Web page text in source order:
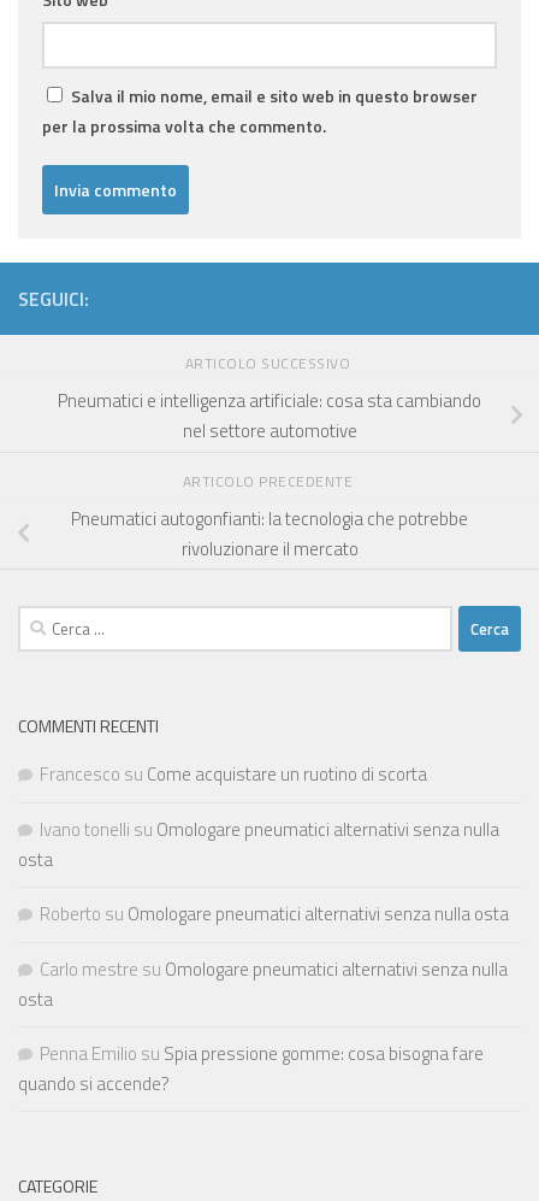
Salva il mio nome, email e sito web in questo browser
per la prossima volta che commento.
SEGUICI:
ARTICOLO SUCCESSIVO
Pneumatici e intelligenza artificiale: cosa sta cambiando
nel settore automotive
ARTICOLO PRECEDENTE
Pneumatici autogonfianti: la tecnologia che potrebbe
rivoluzionare il mercato
Ricerca
per:
COMMENTI RECENTI
Francesco su Come acquistare un ruotino di scorta
Ivano tonelli su Omologare pneumatici alternativi senza nulla
osta
Roberto su Omologare pneumatici alternativi senza nulla osta
Carlo mestre su Omologare pneumatici alternativi senza nulla
osta
Penna Emilio su Spia pressione gomme: cosa bisogna fare
quando si accende?
CATEGORIE